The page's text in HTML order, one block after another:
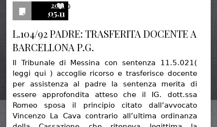
2021
05.11
0
L.104/92 PADRE: TRASFERITA DOCENTE A
BARCELLONA P.G.
Il Tribunale di Messina con sentenza 11.5.021(
leggi qui ) accoglie ricorso e trasferisce docente
per assistenza al padre la sentenza merita di
essere approfondita atteso che il IG. dott.ssa
Romeo sposa il principio citato dall’avvocato
Vincenzo La Cava contrario all’ultima ordinanza